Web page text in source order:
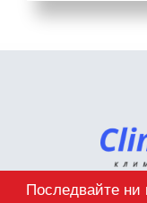
Последвайте